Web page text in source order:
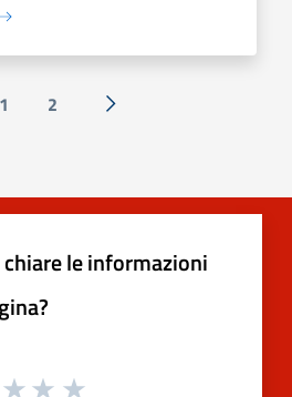
1 2 Successiva »
le informazioni